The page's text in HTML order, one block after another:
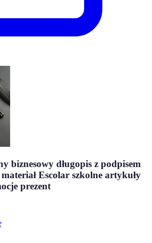
biznesowy długopis z podpisem
Escolar szkolne artykuły
prezent